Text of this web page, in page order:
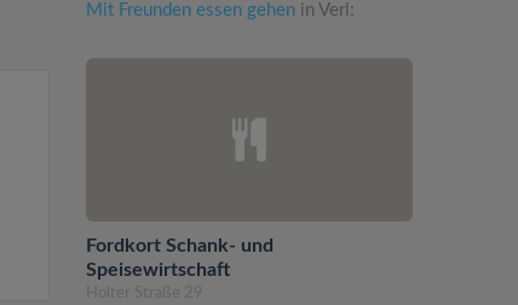
Mit Freunden essen gehen in Verl:
Fordkort Schank- und
Speisewirtschaft
Holter Straße 29